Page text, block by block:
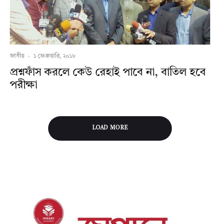
জাতীয় · ১ ফেব্রুয়ারি, ২০১৮
প্রশ্নফাঁস করলে কেউ রেহাই পাবে না, বাতিল হবে
পরীক্ষা
LOAD MORE